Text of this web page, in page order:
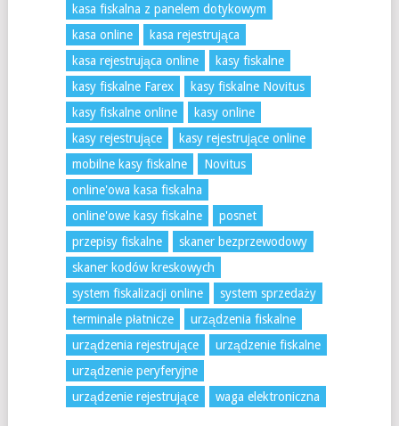
kasa fiskalna z panelem dotykowym
kasa online
kasa rejestrująca
kasa rejestrująca online
kasy fiskalne
kasy fiskalne Farex
kasy fiskalne Novitus
kasy fiskalne online
kasy online
kasy rejestrujące
kasy rejestrujące online
mobilne kasy fiskalne
Novitus
online'owa kasa fiskalna
online'owe kasy fiskalne
posnet
przepisy fiskalne
skaner bezprzewodowy
skaner kodów kreskowych
system fiskalizacji online
system sprzedaży
terminale płatnicze
urządzenia fiskalne
urządzenia rejestrujące
urządzenie fiskalne
urządzenie peryferyjne
urządzenie rejestrujące
waga elektroniczna